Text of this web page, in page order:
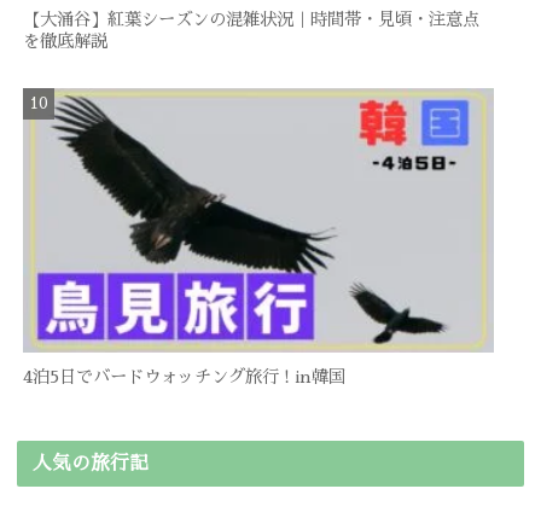
【大涌谷】紅葉シーズンの混雑状況｜時間帯・見頃・注意点
を徹底解説
4泊5日でバードウォッチング旅行 ! in韓国
人気の旅行記